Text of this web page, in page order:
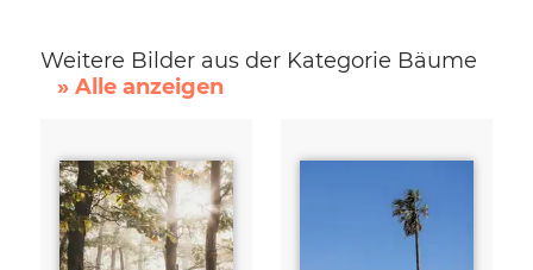
Weitere Bilder aus der Kategorie Bäume
» Alle anzeigen